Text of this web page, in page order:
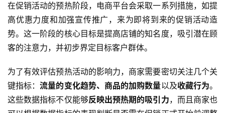
在促销活动的预热阶段，电商平台会采取一系列措施，如提
高优惠力度和加强宣传推广，来为即将到来的促销活动造
势。这一阶段的核心目标是提高店铺的知名度，吸引潜在顾
客的注意力，并初步界定目标客户群体。
为了有效评估预热活动的影响力，商家需要密切关注几个关
键指标：流量的变化趋势、商品的加购数量以及收藏行为。
这些数据指标不仅能够反映出预热期的吸引力，而且商家也